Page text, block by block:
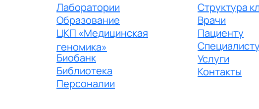
Лаборатории
Образование
ЦКП «Медицинская
геномика»
Биобанк
Библиотека
Персоналии
Структура
Врачи
Пациенту
Специалисту
Услуги
Контакты